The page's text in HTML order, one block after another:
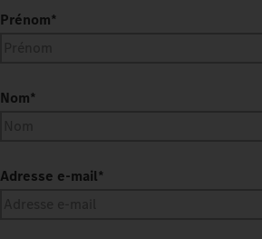
Prénom*
Nom*
Adresse e-mail*